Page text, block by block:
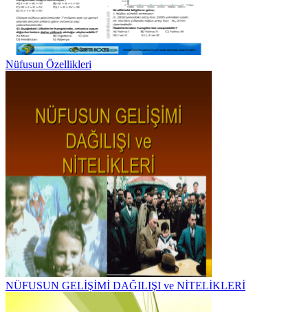
Nüfusun Özellikleri
NÜFUSUN GELİŞİMİ DAĞILIŞI ve NİTELİKLERİ